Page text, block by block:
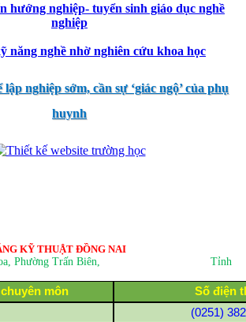
hướng nghiệp- tuyển sinh giáo dục nghề
nghiệp
năng nghề nhờ nghiên cứu khoa học
lập nghiệp sớm, cần sự ‘giác ngộ’ của phụ
huynh
KỸ THUẬT ĐỒNG NAI
Phường Trấn Biên, Tỉnh
môn
Số điện
(0251)